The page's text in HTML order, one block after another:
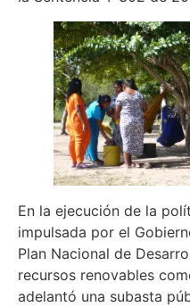
En la ejecución de la
impulsada por el
Plan Nacional de
recursos renovables
adelantó una subasta